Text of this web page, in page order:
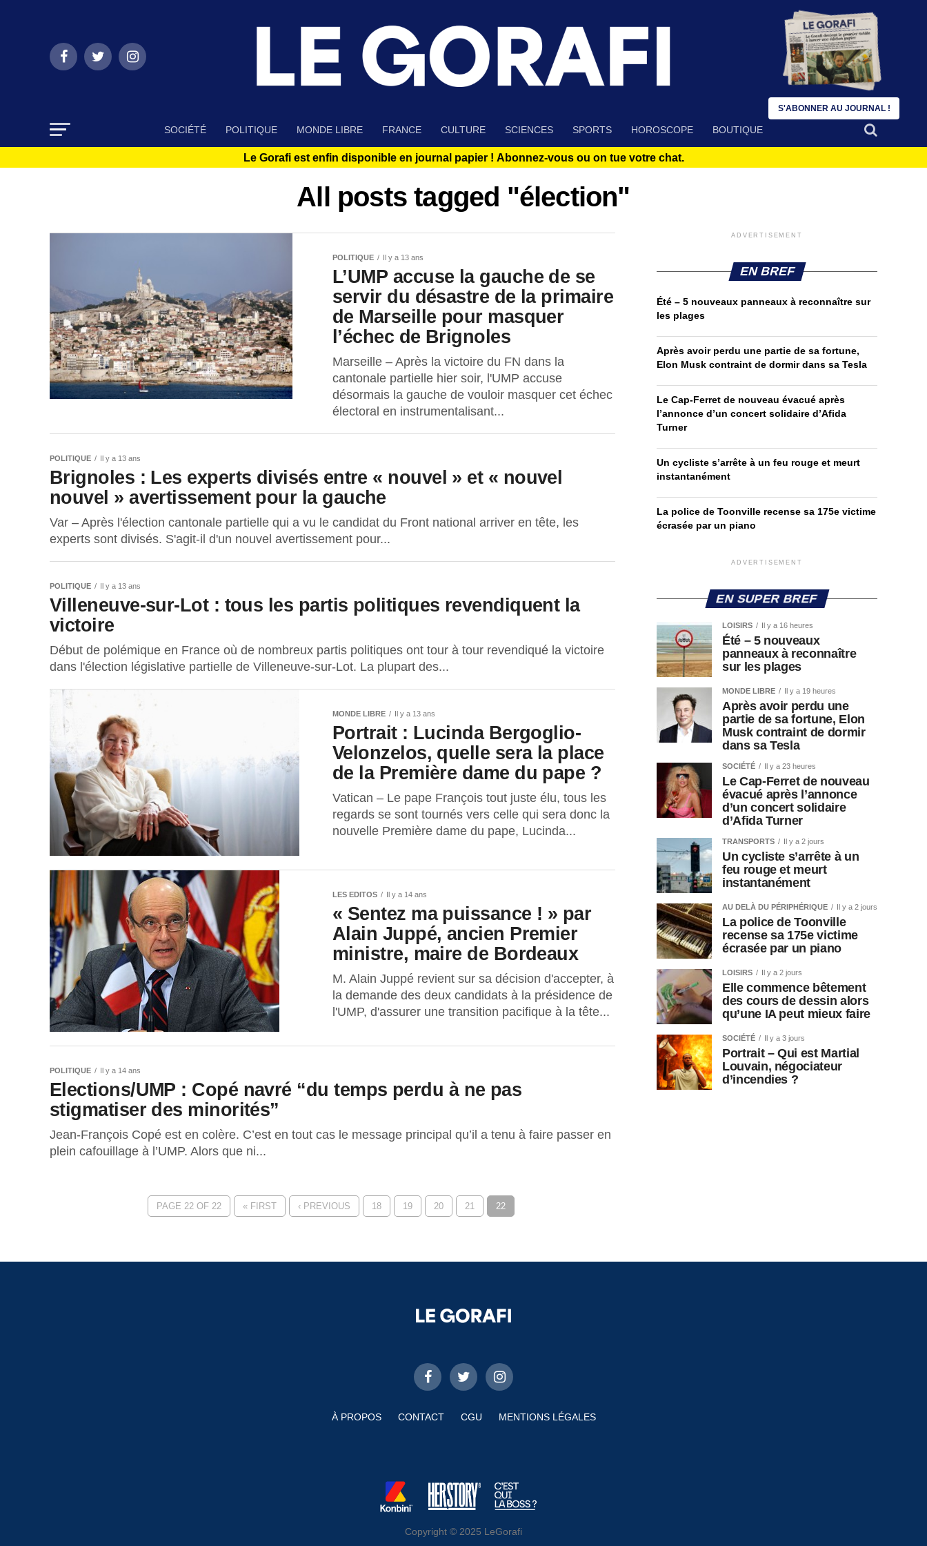
SOCIÉTÉ POLITIQUE MONDE LIBRE FRANCE CULTURE SCIENCES SPORTS HOROSCOPE BOUTIQUE
Le Gorafi est enfin disponible en journal papier ! Abonnez-vous ou on tue votre chat.
All posts tagged "élection"
POLITIQUE Il y a 13 ans
L’UMP accuse la gauche de se
servir du désastre de la primaire
de Marseille pour masquer
l’échec de Brignoles
Marseille – Après la victoire du FN dans la
cantonale partielle hier soir, l'UMP accuse
désormais la gauche de vouloir masquer cet échec
électoral en instrumentalisant...
POLITIQUE Il y a 13 ans
Brignoles : Les experts divisés entre « nouvel » et « nouvel
nouvel » avertissement pour la gauche
Var – Après l'élection cantonale partielle qui a vu le candidat du Front national arriver en tête, les
experts sont divisés. S'agit-il d'un nouvel avertissement pour...
POLITIQUE Il y a 13 ans
Villeneuve-sur-Lot : tous les partis politiques revendiquent la
victoire
Début de polémique en France où de nombreux partis politiques ont tour à tour revendiqué la victoire
dans l'élection législative partielle de Villeneuve-sur-Lot. La plupart des...
MONDE LIBRE Il y a 13 ans
Portrait : Lucinda Bergoglio-
Velonzelos, quelle sera la place
de la Première dame du pape ?
Vatican – Le pape François tout juste élu, tous les
regards se sont tournés vers celle qui sera donc la
nouvelle Première dame du pape, Lucinda...
LES EDITOS Il y a 14 ans
« Sentez ma puissance ! » par
Alain Juppé, ancien Premier
ministre, maire de Bordeaux
M. Alain Juppé revient sur sa décision d'accepter, à
la demande des deux candidats à la présidence de
l'UMP, d'assurer une transition pacifique à la tête...
POLITIQUE Il y a 14 ans
Elections/UMP : Copé navré “du temps perdu à ne pas
stigmatiser des minorités”
Jean-François Copé est en colère. C’est en tout cas le message principal qu’il a tenu à faire passer en
plein cafouillage à l’UMP. Alors que ni...
PAGE 22 OF 22 « FIRST ‹ PREVIOUS 18 19 20 21 22
ADVERTISEMENT
EN BREF
Été – 5 nouveaux panneaux à reconnaître sur
les plages
Après avoir perdu une partie de sa fortune,
Elon Musk contraint de dormir dans sa Tesla
Le Cap-Ferret de nouveau évacué après
l’annonce d’un concert solidaire d’Afida
Turner
Un cycliste s’arrête à un feu rouge et meurt
instantanément
La police de Toonville recense sa 175e victime
écrasée par un piano
ADVERTISEMENT
EN SUPER BREF
LOISIRS Il y a 16 heures
Été – 5 nouveaux
panneaux à reconnaître
sur les plages
MONDE LIBRE Il y a 19 heures
Après avoir perdu une
partie de sa fortune, Elon
Musk contraint de dormir
dans sa Tesla
SOCIÉTÉ Il y a 23 heures
Le Cap-Ferret de nouveau
évacué après l’annonce
d’un concert solidaire
d’Afida Turner
TRANSPORTS Il y a 2 jours
Un cycliste s’arrête à un
feu rouge et meurt
instantanément
AU DELÀ DU PÉRIPHÉRIQUE Il y a 2 jours
La police de Toonville
recense sa 175e victime
écrasée par un piano
LOISIRS Il y a 2 jours
Elle commence bêtement
des cours de dessin alors
qu’une IA peut mieux faire
SOCIÉTÉ Il y a 3 jours
Portrait – Qui est Martial
Louvain, négociateur
d’incendies ?
À PROPOS CONTACT CGU MENTIONS LÉGALES
Copyright © 2025 LeGorafi
S'ABONNER AU JOURNAL !